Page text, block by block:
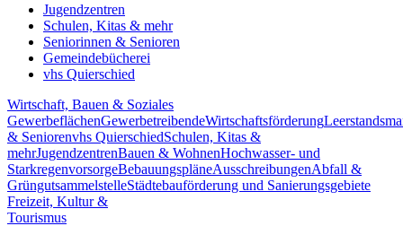
Jugendzentren
Schulen, Kitas & mehr
Seniorinnen & Senioren
Gemeindebücherei
vhs Quierschied
Wirtschaft, Bauen & Soziales
GewerbeflächenGewerbetreibendeWirtschaftsförderung
& Seniorenvhs QuierschiedSchulen, Kitas &
mehrJugendzentrenBauen & WohnenHochwasser- und
StarkregenvorsorgeBebauungspläneAusschreibungenAbfall &
GrüngutsammelstelleStädtebauförderung und Sanierungsgebiete
Freizeit, Kultur &
Tourismus